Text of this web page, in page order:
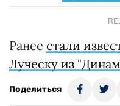
Ранее стали
Луческу из
Поделиться